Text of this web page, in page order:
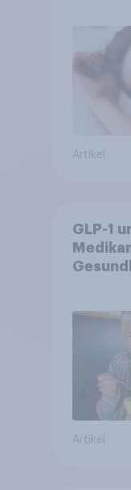
Artikel
GLP-1
Artikel